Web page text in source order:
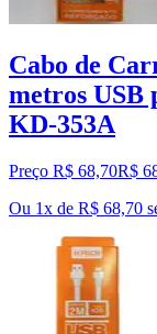
Cabo de
metros
KD-353A
Preço R$ 68,70R$
Ou 1x de R$ 68,70